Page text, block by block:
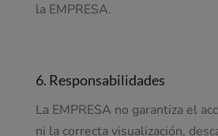
la EMPRESA.
6. Responsabilidades
La EMPRESA no garantiza el
ni la correcta visualización,